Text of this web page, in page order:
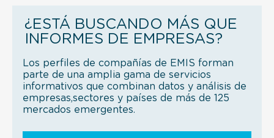
¿ESTÁ BUSCANDO MÁS QUE
INFORMES DE EMPRESAS?
Los perfiles de compañías de EMIS forman
parte de una amplia gama de servicios
informativos que combinan datos y análisis de
empresas,sectores y países de más de 125
mercados emergentes.